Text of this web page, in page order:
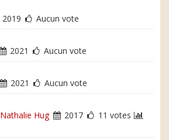
2019
Aucun vote
2021
Aucun vote
2021
Aucun vote
Nathalie Hug 2017 11 votes